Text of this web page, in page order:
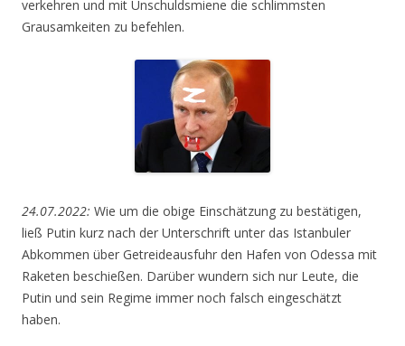
verkehren und mit Unschuldsmiene die schlimmsten
Grausamkeiten zu befehlen.
24.07.2022: Wie um die obige Einschätzung zu bestätigen,
ließ Putin kurz nach der Unterschrift unter das Istanbuler
Abkommen über Getreideausfuhr den Hafen von Odessa mit
Raketen beschießen. Darüber wundern sich nur Leute, die
Putin und sein Regime immer noch falsch eingeschätzt
haben.